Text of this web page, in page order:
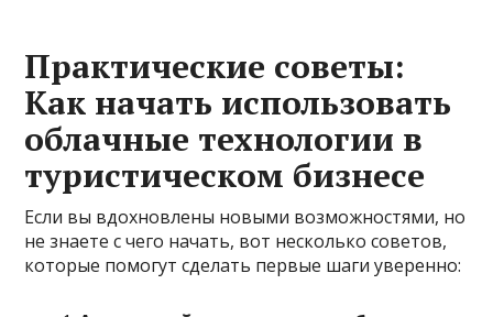
Практические советы:
Как начать использовать
облачные технологии в
туристическом бизнесе
Если вы вдохновлены новыми возможностями, но
не знаете с чего начать, вот несколько советов,
которые помогут сделать первые шаги уверенно: